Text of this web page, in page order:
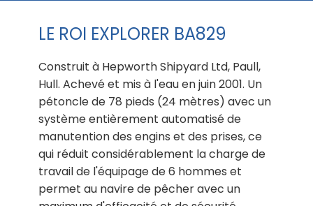
LE ROI EXPLORER BA829
Construit à Hepworth Shipyard Ltd, Paull,
Hull. Achevé et mis à l'eau en juin 2001. Un
pétoncle de 78 pieds (24 mètres) avec un
système entièrement automatisé de
manutention des engins et des prises, ce
qui réduit considérablement la charge de
travail de l'équipage de 6 hommes et
permet au navire de pêcher avec un